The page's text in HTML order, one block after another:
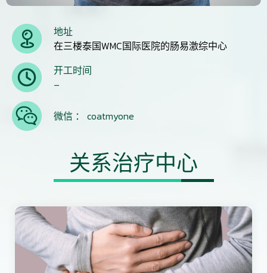
地址
在三楼泰国WMC国际医院的肠易激综中心
开工时间
–
微信 ： coatmyone
关系治疗中心